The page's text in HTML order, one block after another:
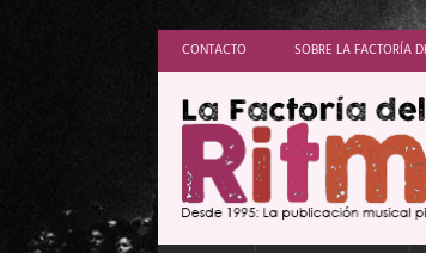
CONTACTO SOBRE LA FACTORÍA